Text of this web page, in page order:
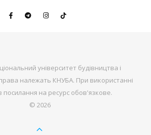
університет будівництва і
права належать КНУБА. При використанні
посилання на ресурс обов'язкове.
© 2026